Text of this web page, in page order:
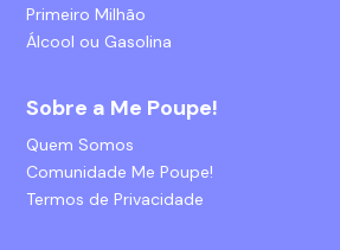
Primeiro Milhão
Álcool ou Gasolina
Sobre a Me Poupe!
Quem Somos
Comunidade Me Poupe!
Termos de Privacidade